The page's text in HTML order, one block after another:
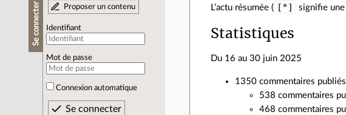
Se connecter Proposer un contenu
Identifiant
Mot de passe
Connexion automatique
L’actu résumée ( [*] signifie
Statistiques
Du 16 au 30 juin 2025
1350 commentaires
538 commentaires
468 commentaires